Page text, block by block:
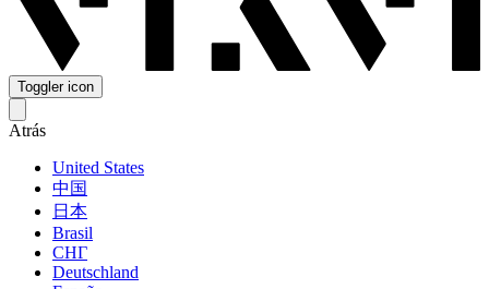
Toggler icon
Atrás
United States
中国
日本
Brasil
СНГ
Deutschland